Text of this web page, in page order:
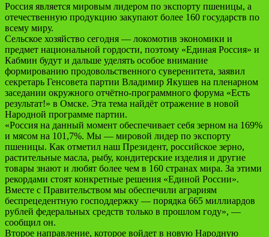
Россия является мировым лидером по экспорту пшеницы, а
отечественную продукцию закупают более 160 государств по
всему миру.
Сельское хозяйство сегодня — локомотив экономики и
предмет национальной гордости, поэтому «Единая Россия» и
Кабмин будут и дальше уделять особое внимание
формированию продовольственного суверенитета, заявил
секретарь Генсовета партии Владимир Якушев на пленарном
заседании окружного отчётно-программного форума «Есть
результат!» в Омске. Эта тема найдёт отражение в новой
Народной программе партии.
«Россия на данный момент обеспечивает себя зерном на 169%
и мясом на 101,7%. Мы — мировой лидер по экспорту
пшеницы. Как отметил наш Президент, российское зерно,
растительные масла, рыбу, кондитерские изделия и другие
товары знают и любят более чем в 160 странах мира. За этими
рекордами стоят конкретные решения «Единой России».
Вместе с Правительством мы обеспечили аграриям
беспрецедентную господдержку — порядка 665 миллиардов
рублей федеральных средств только в прошлом году», —
сообщил он.
Второе направление, которое войдет в новую Народную